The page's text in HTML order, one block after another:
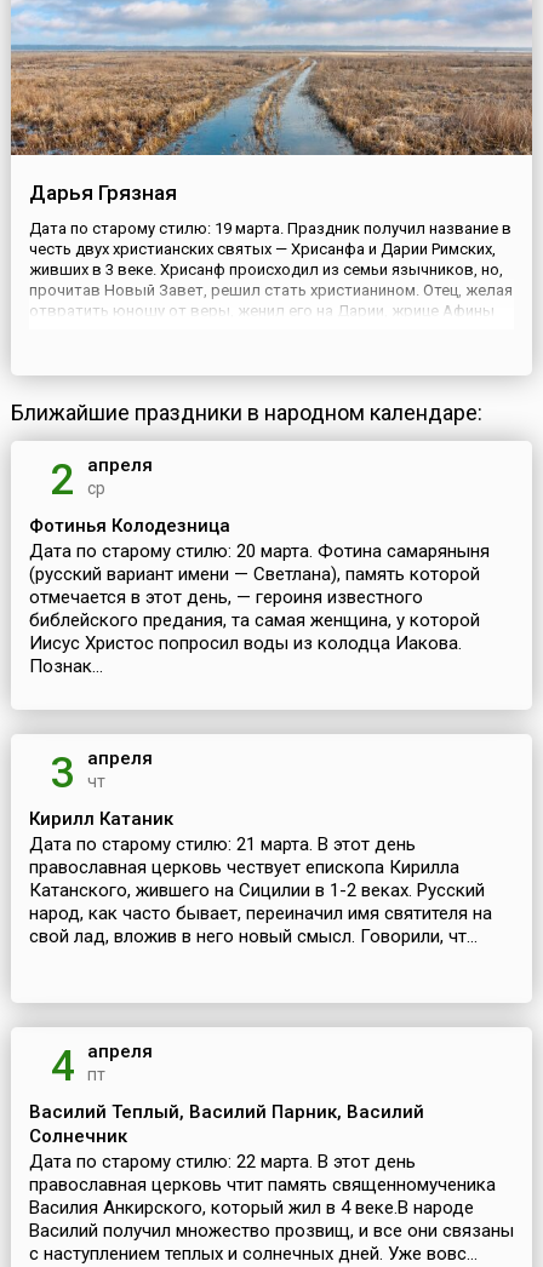
Дарья Грязная
Дата по старому стилю: 19 марта. Праздник получил название в
честь двух христианских святых — Хрисанфа и Дарии Римских,
живших в 3 веке. Хрисанф происходил из семьи язычников, но,
прочитав Новый Завет, решил стать христианином. Отец, желая
отвратить юношу от веры, женил его на Дарии, жрице Афины
Ближайшие праздники в народном календаре:
2 апреля
ср
Фотинья Колодезница
Дата по старому стилю: 20 марта. Фотина самаряныня
(русский вариант имени — Светлана), память которой
отмечается в этот день, — героиня известного
библейского предания, та самая женщина, у которой
Иисус Христос попросил воды из колодца Иакова.
Познак...
3 апреля
чт
Кирилл Катаник
Дата по старому стилю: 21 марта. В этот день
православная церковь чествует епископа Кирилла
Катанского, жившего на Сицилии в 1-2 веках. Русский
народ, как часто бывает, переиначил имя святителя на
свой лад, вложив в него новый смысл. Говорили, чт...
4 апреля
пт
Василий Теплый, Василий Парник, Василий
Солнечник
Дата по старому стилю: 22 марта. В этот день
православная церковь чтит память священномученика
Василия Анкирского, который жил в 4 веке.В народе
Василий получил множество прозвищ, и все они связаны
с наступлением теплых и солнечных дней. Уже вовс...